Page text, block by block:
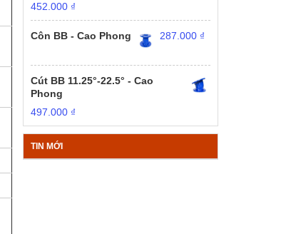
452.000 ₫
Côn BB - Cao Phong 287.000 ₫
Cút BB 11.25°-22.5° - Cao
Phong
497.000 ₫
TIN MỚI